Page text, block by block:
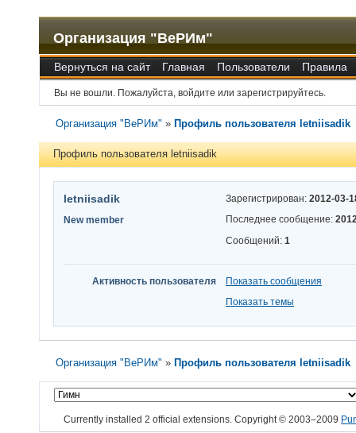
Организация "ВеРИм"
Вернуться на сайт Главная Пользователи Правила
Вы не вошли. Пожалуйста, войдите или зарегистрируйтесь.
Организация "ВеРИм" » Профиль пользователя letniisadik
Профиль пользователя letniisadik
letniisadik
New member
Зарегистрирован: 2012-03-
Последнее сообщение:
Сообщений: 1
Активность пользователя
Показать сообщения
Показать темы
Организация "ВеРИм" » Профиль пользователя letniisadik
Currently installed 2 official extensions. Copyright © 2003–2009